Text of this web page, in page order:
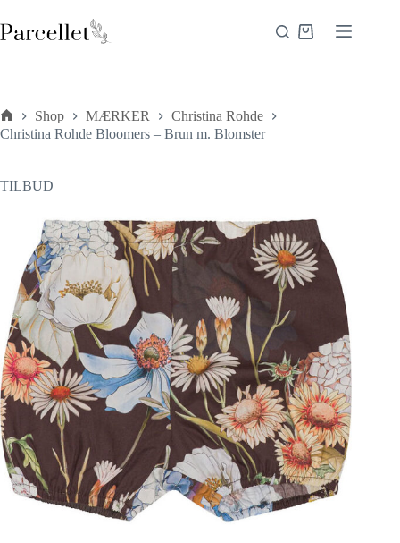
til
indhold
Indkøbskurv
Forside
Shop MÆRKER
Christina Rohde
Christina Rohde Bloomers – Brun m. Blomster
TILBUD